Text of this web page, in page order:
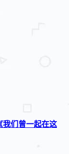
我们曾一起在这